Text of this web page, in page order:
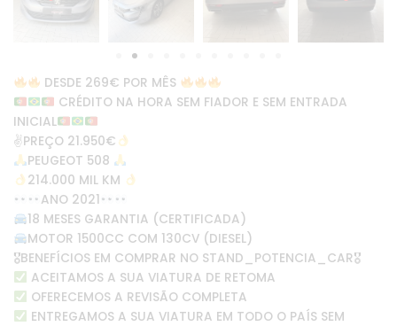
DESDE 269€ POR MÊS
CRÉDITO NA HORA SEM FIADOR E SEM ENTRADA
INICIAL
✌PREÇO 21.950€
PEUGEOT 508
214.000 MIL KM
ANO 2021
18 MESES GARANTIA (CERTIFICADA)
MOTOR 1500CC COM 130CV (DIESEL)
🎖BENEFÍCIOS EM COMPRAR NO STAND_POTENCIA_CAR🎖
ACEITAMOS A SUA VIATURA DE RETOMA
OFERECEMOS A REVISÃO COMPLETA
ENTREGAMOS A SUA VIATURA EM TODO O PAÍS SEM